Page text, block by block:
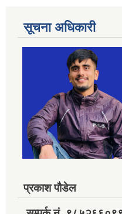
सूचना अधिकारी
प्रकाश पौडेल